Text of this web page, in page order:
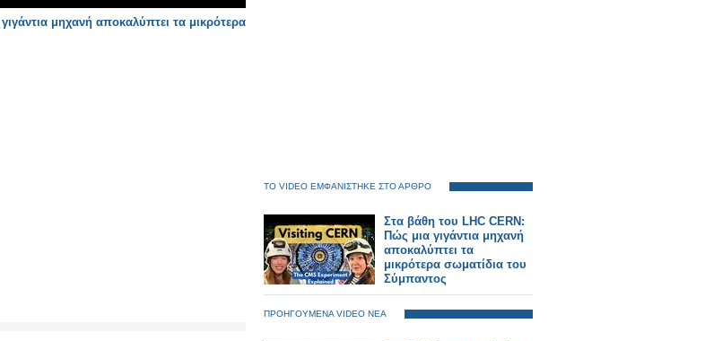
μηχανή αποκαλύπτει τα μικρότερα
ΤΟ VIDEO ΕΜΦΑΝΙΣΤΗΚΕ ΣΤΟ ΑΡΘΡΟ
Στα βάθη του LHC CERN:
Πώς μια γιγάντια μηχανή
αποκαλύπτει τα
μικρότερα σωματίδια του
Σύμπαντος
ΠΡΟΗΓΟΥΜΕΝΑ VIDEO ΝΕΑ